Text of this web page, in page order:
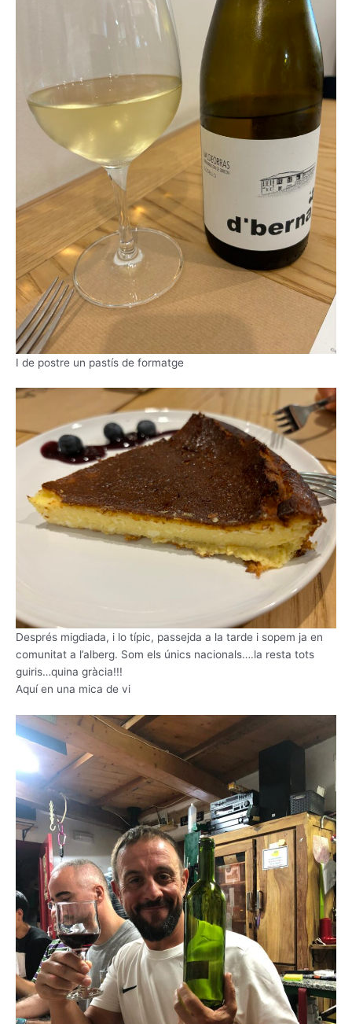
I de postre un pastís de formatge
Després migdiada, i lo típic, passejda a la tarde i sopem ja en
comunitat a l’alberg. Som els únics nacionals….la resta tots
guiris…quina gràcia!!!
Aquí en una mica de vi